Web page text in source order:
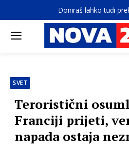
Doniraš lahko tudi
SVET
Teroristični
Franciji prijeti,
napada ostaja